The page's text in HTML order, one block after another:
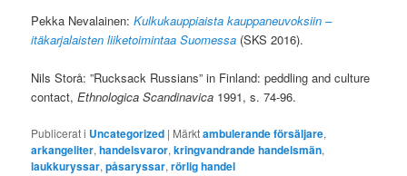
Pekka Nevalainen:Kulkukauppiaista kauppaneuvoksiin –
itäkarjalaisten liiketoimintaa Suomessa (SKS 2016).
Nils Storå: ”Rucksack Russians” in Finland: peddling and culture
contact,Ethnologica Scandinavica 1991, s. 74-96.
Publicerat i Uncategorized | Märktambulerande försäljare,
arkangeliter,handelsvaror,kringvandrande handelsmän,
laukkuryssar,påsaryssar,rörlig handel